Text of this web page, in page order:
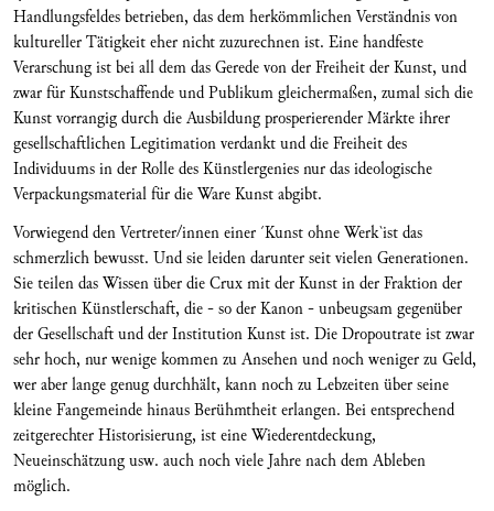
Handlungsfeldes betrieben, das dem herkömmlichen Verständnis von
kultureller Tätigkeit eher nicht zuzurechnen ist. Eine handfeste
Verarschung ist bei all dem das Gerede von der Freiheit der Kunst, und
zwar für Kunstschaffende und Publikum gleichermaßen, zumal sich die
Kunst vorrangig durch die Ausbildung prosperierender Märkte ihrer
gesellschaftlichen Legitimation verdankt und die Freiheit des
Individuums in der Rolle des Künstlergenies nur das ideologische
Verpackungsmaterial für die Ware Kunst abgibt.
Vorwiegend den Vertreter/innen einer ´Kunst ohne Werk`ist das
schmerzlich bewusst. Und sie leiden darunter seit vielen Generationen.
Sie teilen das Wissen über die Crux mit der Kunst in der Fraktion der
kritischen Künstlerschaft, die - so der Kanon - unbeugsam gegenüber
der Gesellschaft und der Institution Kunst ist. Die Dropoutrate ist zwar
sehr hoch, nur wenige kommen zu Ansehen und noch weniger zu Geld,
wer aber lange genug durchhält, kann noch zu Lebzeiten über seine
kleine Fangemeinde hinaus Berühmtheit erlangen. Bei entsprechend
zeitgerechter Historisierung, ist eine Wiederentdeckung,
Neueinschätzung usw. auch noch viele Jahre nach dem Ableben
möglich.